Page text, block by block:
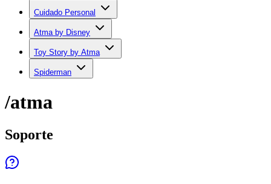
Cuidado Personal
Atma by Disney
Toy Story by Atma
Spiderman
/atma
Soporte